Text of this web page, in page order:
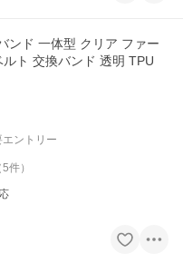
ンド 一体型 クリア ファー
ト 交換バンド 透明 TPU
エントリー
5件）